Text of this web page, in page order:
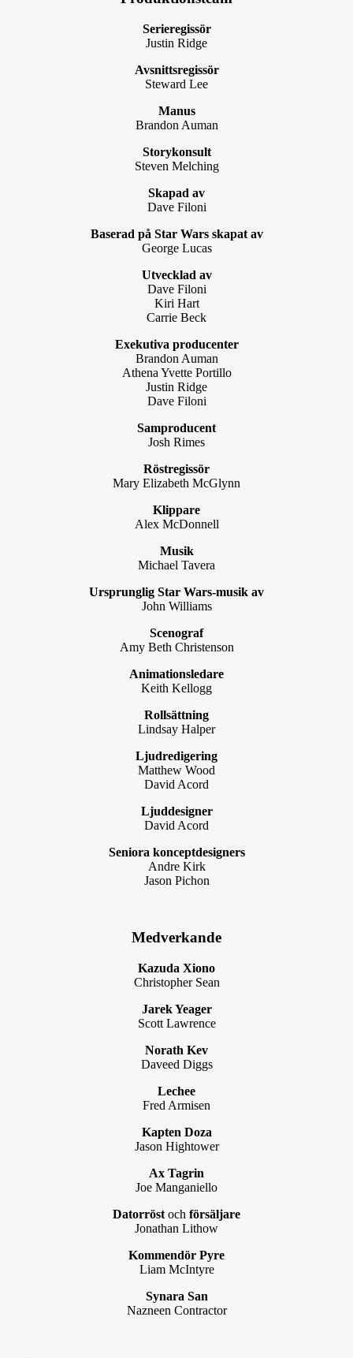
Serieregissör
Justin Ridge
Avsnittsregissör
Steward Lee
Manus
Brandon Auman
Storykonsult
Steven Melching
Skapad av
Dave Filoni
Baserad på Star Wars skapat av
George Lucas
Utvecklad av
Dave Filoni
Kiri Hart
Carrie Beck
Exekutiva producenter
Brandon Auman
Athena Yvette Portillo
Justin Ridge
Dave Filoni
Samproducent
Josh Rimes
Röstregissör
Mary Elizabeth McGlynn
Klippare
Alex McDonnell
Musik
Michael Tavera
Ursprunglig Star Wars-musik av
John Williams
Scenograf
Amy Beth Christenson
Animationsledare
Keith Kellogg
Rollsättning
Lindsay Halper
Ljudredigering
Matthew Wood
David Acord
Ljuddesigner
David Acord
Seniora konceptdesigners
Andre Kirk
Jason Pichon
Medverkande
Kazuda Xiono
Christopher Sean
Jarek Yeager
Scott Lawrence
Norath Kev
Daveed Diggs
Lechee
Fred Armisen
Kapten Doza
Jason Hightower
Ax Tagrin
Joe Manganiello
Datorröst och försäljare
Jonathan Lithow
Kommendör Pyre
Liam McIntyre
Synara San
Nazneen Contractor